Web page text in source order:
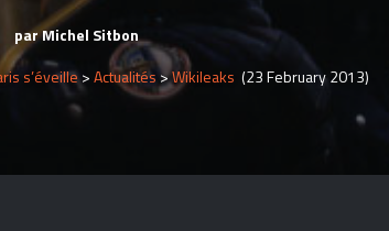
par Michel Sitbon
s’éveille>Actualités>Wikileaks (23 February 2013)